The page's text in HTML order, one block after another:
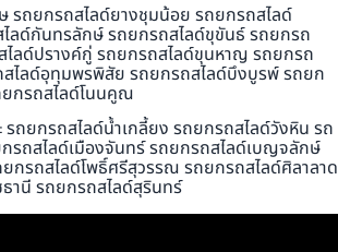
รถยกรถสไลด์ยางชุมน้อย รถยกรถสไลด์
ลด์กันทรลักษ์ รถยกรถสไลด์ขุขันธ์ รถยกรถ
ไลด์ปรางค์กู่ รถยกรถสไลด์ขุนหาญ รถยกรถ
สไลด์อุทุมพรพิสัย รถยกรถสไลด์บึงบูรพ์ รถยก
กรถสไลด์โนนคูณ
ถยกรถสไลด์น้ำเกลี้ยง รถยกรถสไลด์วังหิน รถ
รถสไลด์เมืองจันทร์ รถยกรถสไลด์เบญจลักษ์
กรถสไลด์โพธิ์ศรีสุวรรณ รถยกรถสไลด์ศิลาลาด
านี รถยกรถสไลด์สุรินทร์